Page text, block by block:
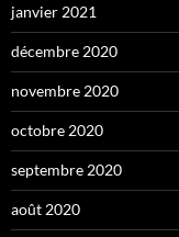
janvier 2021
décembre 2020
novembre 2020
octobre 2020
septembre 2020
août 2020